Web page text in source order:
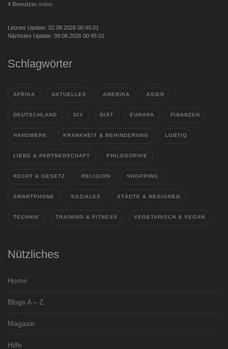
4 Benutzer online
Letztes Update: 02.08.2026 00:45:01
Nächstes Update: 09.08.2026 00:45:01
Schlagwörter
AFRIKA AKTUELLES AMERIKA ASIEN
DEUTSCHLAND DIY DIÄT EUROPA FINANZEN
HANDWERK KRANKHEIT & BEHINDERUNG LGBTIQ
LIEBE & PARTNERSCHAFT PHILOSOPHIE
RECHT & GESETZ RELIGION SHOPPING
SMARTPHONE SOZIALES STÄDTE & REGIONEN
TECHNIK TRAINING & FITNESS VEGETARISCH & VEGAN
Nützliches
Home
Blogs A – Z
Magazin
Hilfe